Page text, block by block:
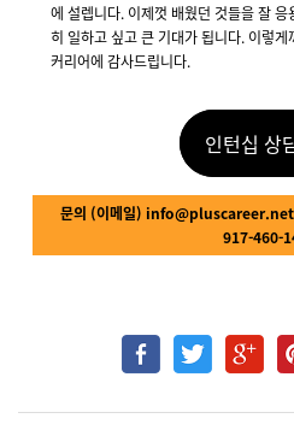
에 설렙니다. 이제껏 배웠던 것들을 잘
히 일하고 싶고 큰 기대가 됩니다. 이렇
커리어에 감사드립니다.
인턴십 상
문의 (이메일)
917-460-